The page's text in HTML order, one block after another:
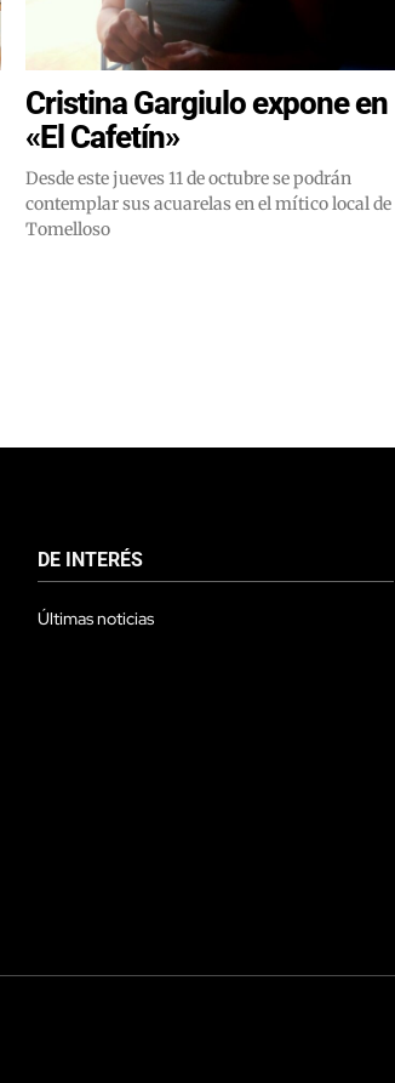
Cristina Gargiulo expone en
«El Cafetín»
Desde este jueves 11 de octubre se podrán
contemplar sus acuarelas en el mítico local de
Tomelloso
DE INTERÉS
Últimas noticias